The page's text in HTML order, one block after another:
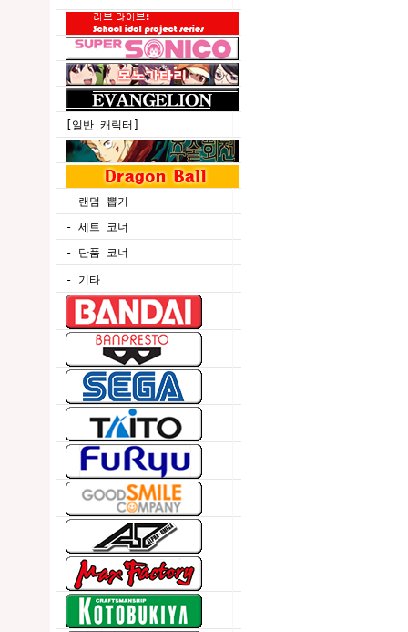
[일반 캐릭터]
- 랜덤 뽑기
- 세트 코너
- 단품 코너
- 기타